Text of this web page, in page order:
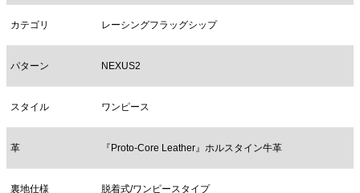
カテゴリ レーシングフラッグシップ
パターン NEXUS2
スタイル ワンピース
革 『Proto-Core Leather』ホルスタイン牛革
裏地仕様 脱着式/ワンピースタイプ